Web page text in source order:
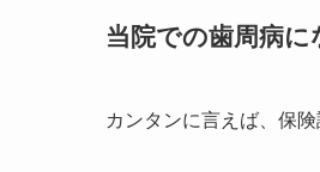
当院での歯周病
カンタンに言えば、保